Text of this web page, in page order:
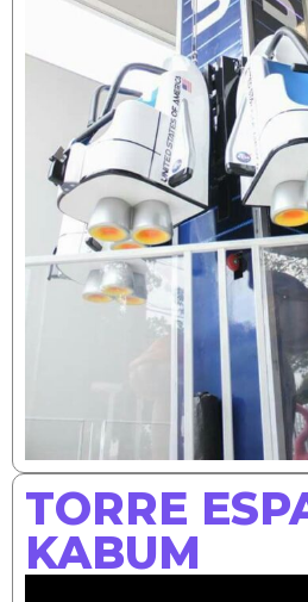
TORRE
KABUM